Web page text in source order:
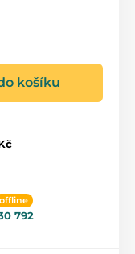
košíku
offline
792